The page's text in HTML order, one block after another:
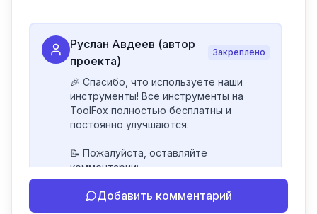
Руслан Авдеев (автор
проекта)
Закреплено
🎉 Спасибо, что используете наши
инструменты! Все инструменты на
ToolFox полностью бесплатны и
постоянно улучшаются.
📝 Пожалуйста, оставляйте
комментарии:
- Если инструмент работает
некорректно
Добавить комментарий